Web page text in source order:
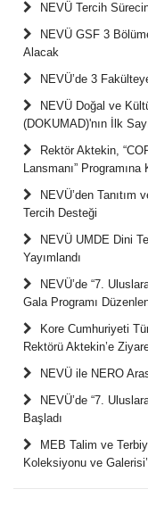
NEVÜ Tercih
NEVÜ GSF 3
Alacak
NEVÜ’de 3
NEVÜ Doğal ve
(DOKUMAD)'nın İlk
Rektör Aktekin,
Lansmanı” Programına
NEVÜ’den
Tercih Desteği
NEVÜ UMDE Dini
Yayımlandı
NEVÜ’de “7.
Gala Programı
Kore Cumhuriyeti
Rektörü Aktekin’e
NEVÜ ile NERO
NEVÜ’de “7.
Başladı
MEB Talim ve
Koleksiyonu ve